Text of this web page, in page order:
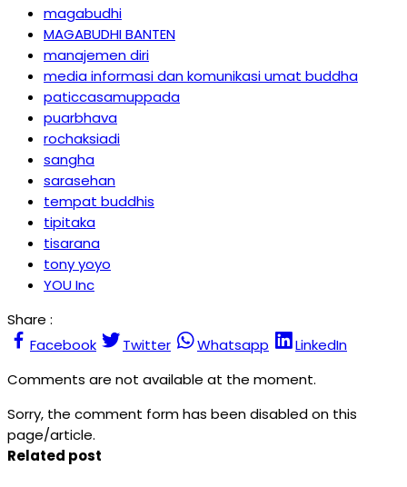
magabudhi
MAGABUDHI BANTEN
manajemen diri
media informasi dan komunikasi umat buddha
paticcasamuppada
puarbhava
rochaksiadi
sangha
sarasehan
tempat buddhis
tipitaka
tisarana
tony yoyo
YOU Inc
Share :
Facebook
Twitter Whatsapp
LinkedIn
Comments are not available at the moment.
Sorry, the comment form has been disabled on this
page/article.
Related post